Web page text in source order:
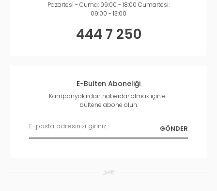
Pazartesi - Cuma: 09:00 - 18:00 Cumartesi:
09:00 - 13:00
444 7 250
E-Bülten Aboneliği
Kampanyalardan haberdar olmak için e-
bültene abone olun.